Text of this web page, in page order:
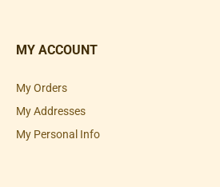
MY ACCOUNT
My Orders
My Addresses
My Personal Info